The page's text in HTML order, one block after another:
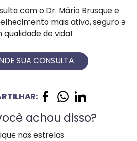
com o Dr. Mário Brusque e
mais ativo, seguro e
qualidade de vida!
SUA CONSULTA
achou disso?
nas estrelas